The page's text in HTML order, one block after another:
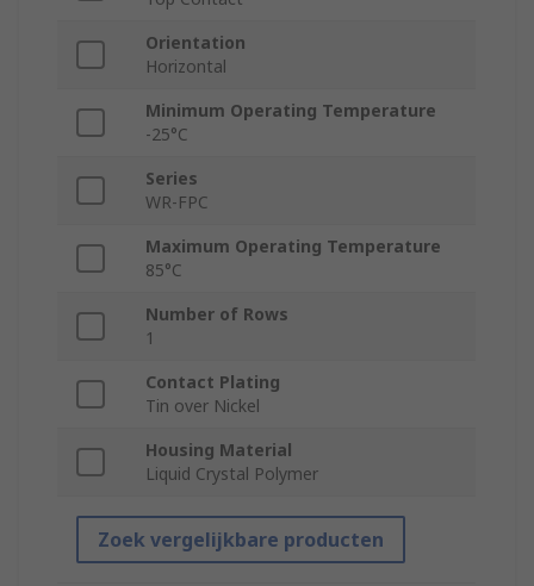
Orientation
Horizontal
Minimum Operating Temperature
-25°C
Series
WR-FPC
Maximum Operating Temperature
85°C
Number of Rows
1
Contact Plating
Tin over Nickel
Housing Material
Liquid Crystal Polymer
Zoek vergelijkbare producten